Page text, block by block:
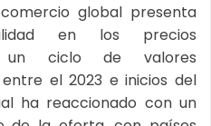
global presenta
en los precios
un ciclo de valores
el 2023 e inicios del
ha reaccionado con un